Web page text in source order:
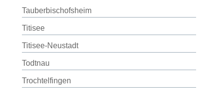
Tauberbischofsheim
Titisee
Titisee-Neustadt
Todtnau
Trochtelfingen